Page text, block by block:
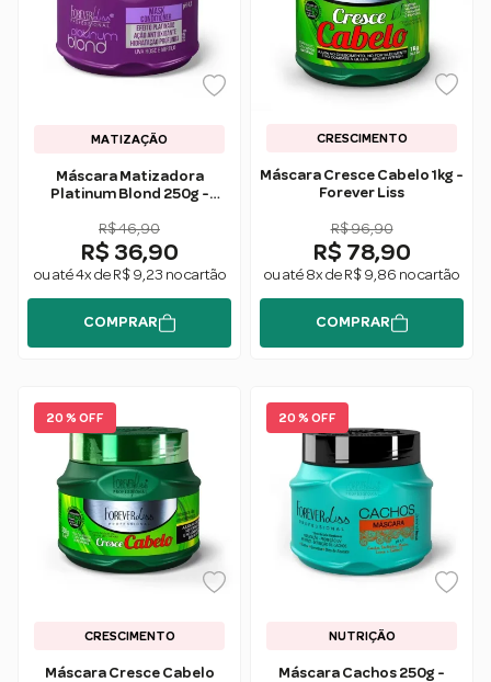
MATIZAÇÃO
Máscara Matizadora
Platinum Blond 250g -
R$ 46,90
R$ 36,90
ou até 4x de R$ 9,23 no cartão
COMPRAR
CRESCIMENTO
Máscara Cresce Cabelo 1kg -
Forever Liss
R$ 96,90
R$ 78,90
ou até 8x de R$ 9,86 no cartão
COMPRAR
20 % OFF
CRESCIMENTO
Máscara Cresce Cabelo
20 % OFF
NUTRIÇÃO
Máscara Cachos 250g -